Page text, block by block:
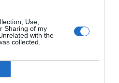
Use,
Sharing of my
with the
collected.